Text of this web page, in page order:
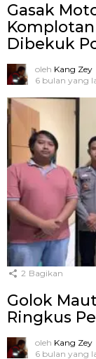
Gasak
Dibekuk
oleh Kang Zey
6 bulan yang
2 Bagikan
Golok
Ringkus
oleh Kang Zey
6 bulan yang